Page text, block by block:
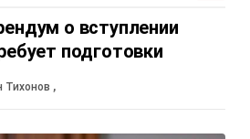
о вступлении
подготовки
Тихонов ,